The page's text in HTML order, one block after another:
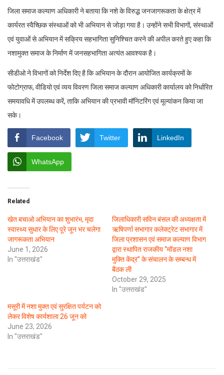
जिला समाज कल्याण अधिकारी ने बताया कि नशे के विरुद्ध जनजागरूकता के क्षेत्र में
कार्यरत स्वैच्छिक संस्थाओं को भी अभियान से जोड़ा गया है। उन्होंने सभी विभागों, संस्थाओं
एवं युवाओं से अभियान में सक्रिय सहभागिता सुनिश्चित करने की अपील करते हुए कहा कि
नशामुक्त समाज के निर्माण में जनसहभागिता अत्यंत आवश्यक है।
सीडीओ ने विभागों को निर्देश दिए है कि अभियान के दौरान आयोजित कार्यक्रमों के
फोटोग्राफ, वीडियो एवं व्यय विवरण जिला समाज कल्याण अधिकारी कार्यालय को निर्धारित
समयावधि में उपलब्ध करें, ताकि अभियान की प्रभावी मॉनिटरिंग एवं मूल्यांकन किया जा
सके।
Facebook Twitter LinkedIn
WhatsApp
Related
खेत बचाओ अभियान का शुभारंभ, मृदा
स्वास्थ्य सुधार के लिए पूरे जून भर चलेगा
जागरूकता अभियान
June 1, 2026
In "उत्तराखंड"
जिलाधिकारी सविन बंसल की अध्यक्षता में
ऋषिपर्णा सभागार कलेक्ट्रेट सभागार में
जिला प्रशासन एवं समाज कल्याण विभाग
द्वारा स्थापित राजकीय “मॉडल नशा
मुक्ति केंद्र” के संचालन के सम्बन्ध में
बैठक ली
October 29, 2025
In "उत्तराखंड"
मसूरी में नशा मुक्त एवं सुरक्षित पर्यटन को
लेकर विशेष कार्यशाला 26 जून को
June 23, 2026
In "उत्तराखंड"